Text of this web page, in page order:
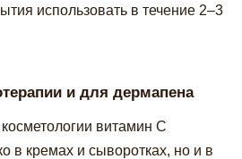
использовать в течение 2–3
и для дермапена
витамин С
в кремах и сыворотках, но и в